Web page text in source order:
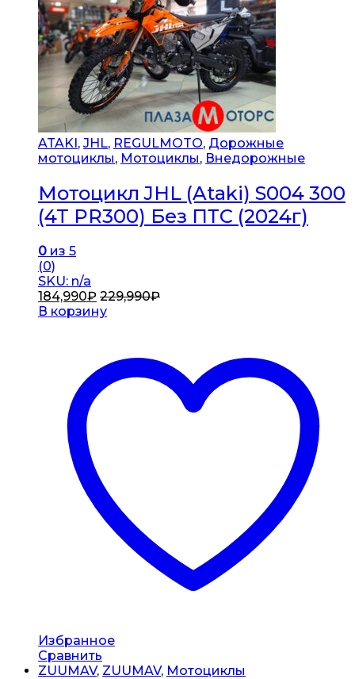
ATAKI, JHL, REGULMOTO, Дорожные
мотоциклы, Мотоциклы, Внедорожные
Мотоцикл JHL (Ataki) S004 300
(4T PR300) Без ПТС (2024г)
0 из 5
(0)
SKU: n/a
184,990₽ 229,990₽
В корзину
Избранное
Сравнить
ZUUMAV, ZUUMAV, Мотоциклы